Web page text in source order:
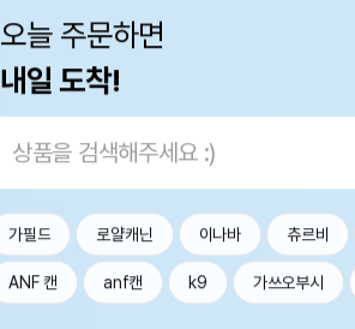
오늘 주문하면
내일 도착!
가필드 로얄캐닌 이나바 츄르비
ANF 캔 anf캔 k9 가쓰오부시